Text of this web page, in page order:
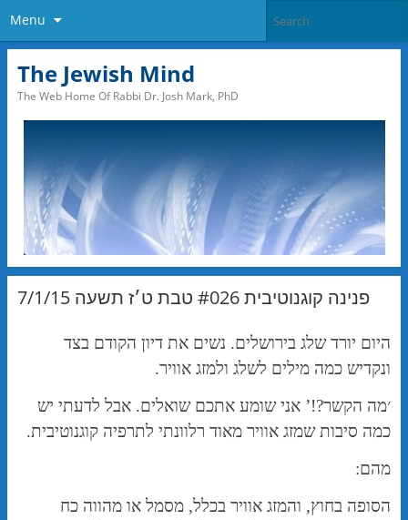
Menu
The Jewish Mind
The Web Home Of Rabbi Dr. Josh Mark, PhD
פנינה קוגנוטיבית #026 טבת ט׳ז תשעה 7/1/15
היום יורד שלג בירושלים. נשים את דיון הקודם בצד
ונקדיש כמה מילים לשלג ולמזג אוויר.
׳מה הקשר?!’ אני שומע אתכם שואלים. אבל לדעתי יש
כמה סיבות שמזג אוויר מאוד רלוונתי לתרפיה קוגנוטיבית.
מהם:
הסופה בחוץ, והמזג אוויר בכלל, מסמל או מהווה כח